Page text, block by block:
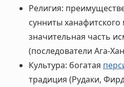
Религия:
сунниты
значительная часть
(последователи Ага-
Культура: богатая
традиция (Рудаки,